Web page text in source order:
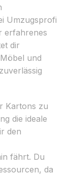
Umzugsprofi
erfahrenes
dir
und
Kartons zu
die ideale
den
fährt. Du
da